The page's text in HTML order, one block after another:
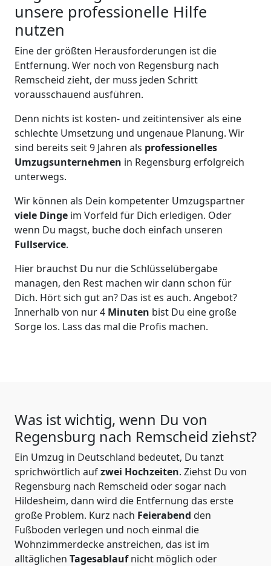
unsere professionelle Hilfe
nutzen
Eine der größten Herausforderungen ist die
Entfernung. Wer noch von Regensburg nach
Remscheid zieht, der muss jeden Schritt
vorausschauend ausführen.
Denn nichts ist kosten- und zeitintensiver als eine
schlechte Umsetzung und ungenaue Planung. Wir
sind bereits seit 9 Jahren als professionelles
Umzugsunternehmen in Regensburg erfolgreich
unterwegs.
Wir können als Dein kompetenter Umzugspartner
viele Dinge im Vorfeld für Dich erledigen. Oder
wenn Du magst, buche doch einfach unseren
Fullservice.
Hier brauchst Du nur die Schlüsselübergabe
managen, den Rest machen wir dann schon für
Dich. Hört sich gut an? Das ist es auch. Angebot?
Innerhalb von nur 4 Minuten bist Du eine große
Sorge los. Lass das mal die Profis machen.
Was ist wichtig, wenn Du von
Regensburg nach Remscheid ziehst?
Ein Umzug in Deutschland bedeutet, Du tanzt
sprichwörtlich aufzwei Hochzeiten. Ziehst Du von
Regensburg nach Remscheid oder sogar nach
Hildesheim, dann wird die Entfernung das erste
große Problem. Kurz nach Feierabend den
Fußboden verlegen und noch einmal die
Wohnzimmerdecke anstreichen, das ist im
alltäglichen Tagesablaufnicht möglich oder